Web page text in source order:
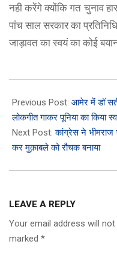
नही करेंगे क्योंकि गत चुनाव
पांच साल सरकार का
जाड़ावत का स्वयं का कोई
11-
01
Previous Post: आमेर में डॉ
लोकगीत गाकर पूनिया का किया
Next Post:कांग्रेस ने भीमराज
कर मुक़ाबले को रौचक बनाया
LEAVE A REPLY
Your email address will not
marked *